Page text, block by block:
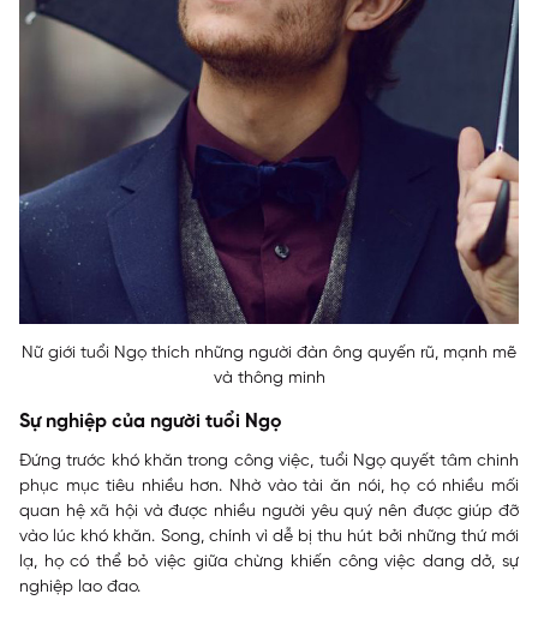
Nữ giới tuổi Ngọ thích những người đàn ông quyến rũ, mạnh mẽ
và thông minh
Sự nghiệp của người tuổi Ngọ
Đứng trước khó khăn trong công việc, tuổi Ngọ quyết tâm chinh
phục mục tiêu nhiều hơn. Nhờ vào tài ăn nói, họ có nhiều mối
quan hệ xã hội và được nhiều người yêu quý nên được giúp đỡ
vào lúc khó khăn. Song, chính vì dễ bị thu hút bởi những thứ mới
lạ, họ có thể bỏ việc giữa chừng khiến công việc dang dở, sự
nghiệp lao đao.